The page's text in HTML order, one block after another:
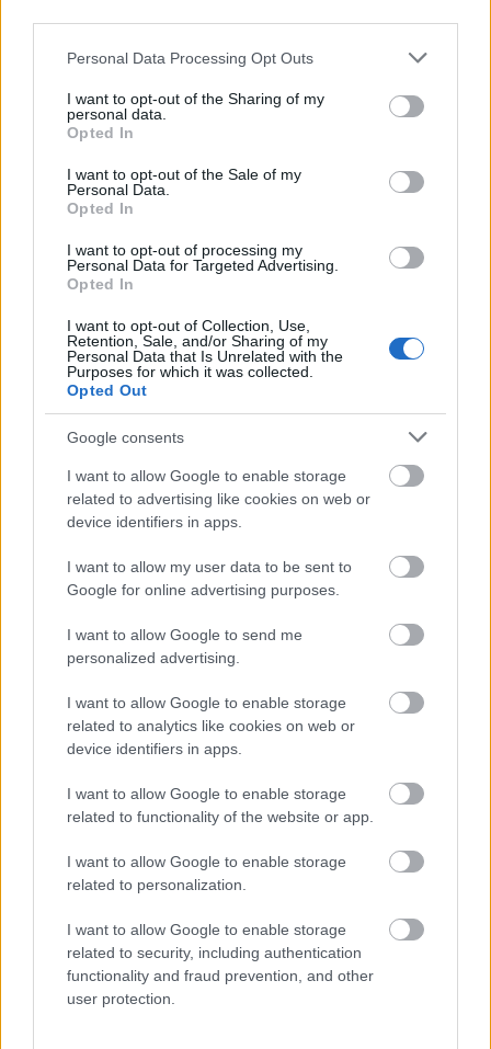
Please note that this website/app uses one or more Google
not limited to your visit or usage behaviour. You may click to
grant or deny consent to Google and its third-party tags to
use your data for below specified purposes in below Google
consent section.
Personal Data Processing Opt Outs
I want to opt-out of the Sharing of my
personal data.
Opted In
I want to opt-out of the Sale of my
Personal Data.
Opted In
I want to opt-out of processing my
Personal Data for Targeted Advertising.
Opted In
I want to opt-out of Collection, Use,
Retention, Sale, and/or Sharing of my
Personal Data that Is Unrelated with the
Purposes for which it was collected.
Opted Out
Google consents
I want to allow Google to enable storage
related to advertising like cookies on web or
device identifiers in apps.
I want to allow my user data to be sent to
Google for online advertising purposes.
I want to allow Google to send me
personalized advertising.
I want to allow Google to enable storage
related to analytics like cookies on web or
device identifiers in apps.
I want to allow Google to enable storage
related to functionality of the website or app.
I want to allow Google to enable storage
related to personalization.
I want to allow Google to enable storage
related to security, including authentication
functionality and fraud prevention, and other
user protection.
Nagy igazolás - Sokszoros bajnok érkezik a
Miért kulcsfontosságú a korszerű légtechnika az
egészségügyi intézményekben?
HÍRLEVÉL
E-mail cím